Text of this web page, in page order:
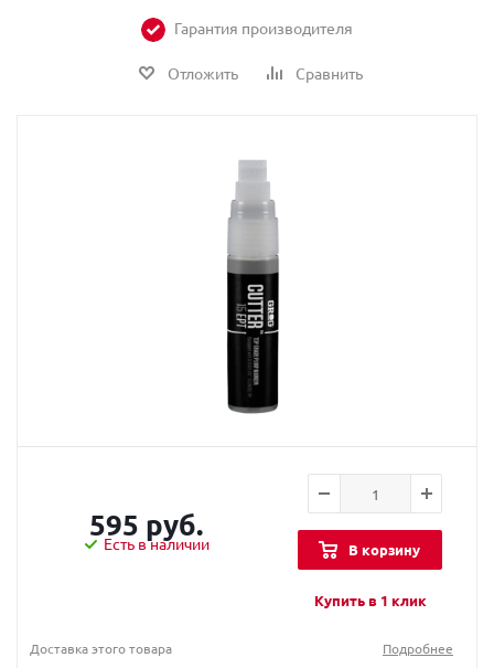
Гарантия производителя
Отложить Сравнить
595 руб.
Есть в наличии В корзину
Купить в 1 клик
Доставка этого товара
Подробнее